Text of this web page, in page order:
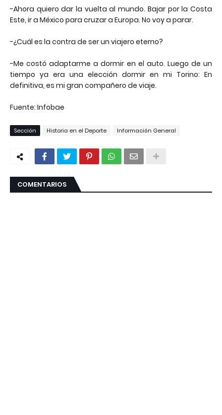
-Ahora quiero dar la vuelta al mundo. Bajar por la Costa
Este, ir a México para cruzar a Europa. No voy a parar.
-¿Cuál es la contra de ser un viajero eterno?
-Me costó adaptarme a dormir en el auto. Luego de un
tiempo ya era una elección dormir en mi Torino: En
definitiva, es mi gran compañero de viaje.
Fuente: Infobae
Sección Historia en el Deporte Información General
COMENTARIOS